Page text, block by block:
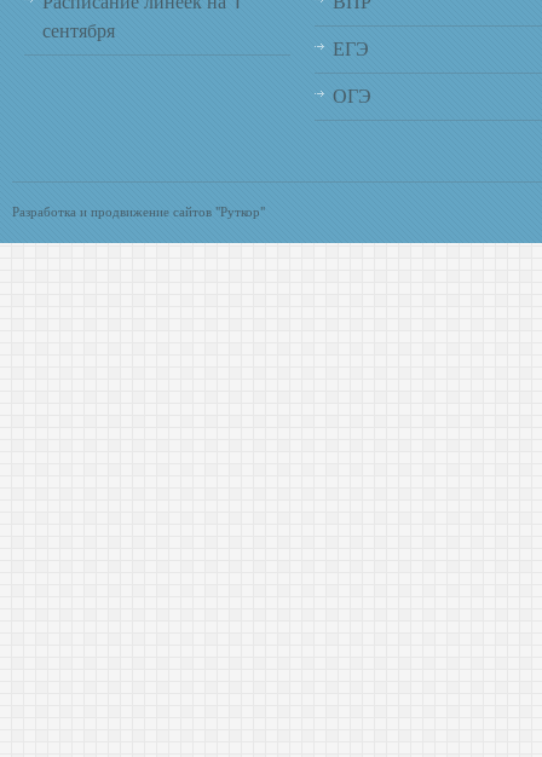
сентября
ЕГЭ
ОГЭ
Разработка и продвижение сайтов "Руткор"